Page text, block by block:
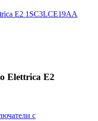
Elettrica E2